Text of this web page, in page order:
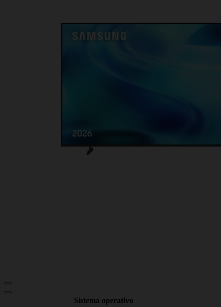
Sistema operativo